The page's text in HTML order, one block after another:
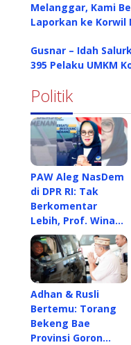
Melanggar, Kami
Laporkan ke Korwil
Gusnar – Idah
395 Pelaku UMKM
Politik
PAW Aleg NasDem
di DPR RI: Tak
Berkomentar
Lebih, Prof. Wina…
Adhan & Rusli
Bertemu: Torang
Bekeng Bae
Provinsi Goron…